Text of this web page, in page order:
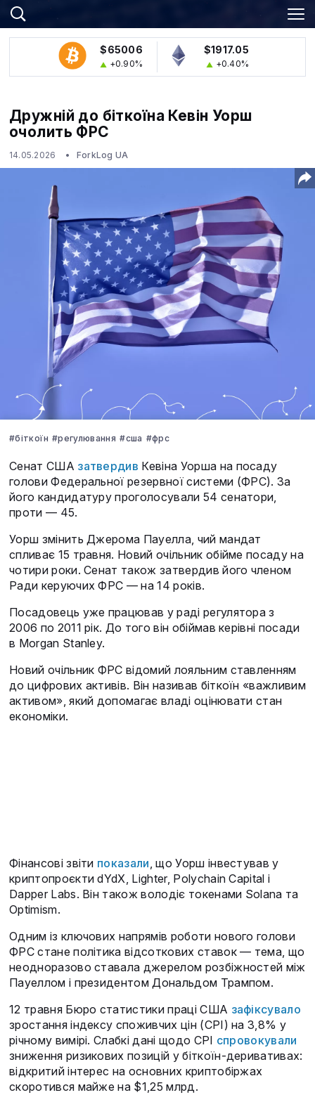
$65006
+0.90%
$1917.05
+0.40%
Дружній до біткоїна Кевін Уорш
очолить ФРС
14.05.2026 ForkLog UA
#біткоїн #регулювання #сша #фрс
Сенат США затвердив Кевіна Уорша на посаду
голови Федеральної резервної системи (ФРС). За
його кандидатуру проголосували 54 сенатори,
проти — 45.
Уорш змінить Джерома Пауелла, чий мандат
спливає 15 травня. Новий очільник обійме посаду на
чотири роки. Сенат також затвердив його членом
Ради керуючих ФРС — на 14 років.
Посадовець уже працював у раді регулятора з
2006 по 2011 рік. До того він обіймав керівні посади
в Morgan Stanley.
Новий очільник ФРС відомий лояльним ставленням
до цифрових активів. Він називав біткоїн «важливим
активом», який допомагає владі оцінювати стан
економіки.
Фінансові звіти показали, що Уорш інвестував у
криптопроєкти dYdX, Lighter, Polychain Capital і
Dapper Labs. Він також володіє токенами Solana та
Optimism.
Одним із ключових напрямів роботи нового голови
ФРС стане політика відсоткових ставок — тема, що
неодноразово ставала джерелом розбіжностей між
Пауеллом і президентом Дональдом Трампом.
12 травня Бюро статистики праці США зафіксувало
зростання індексу споживчих цін (CPI) на 3,8% у
річному вимірі. Слабкі дані щодо CPI спровокували
зниження ризикових позицій у біткоїн-деривативах:
відкритий інтерес на основних криптобіржах
скоротився майже на $1,25 млрд.